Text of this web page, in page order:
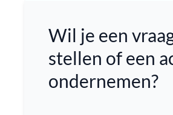
Wil je een
stellen of een
ondernemen?